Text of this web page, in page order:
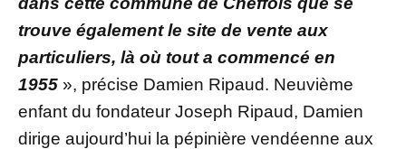
trouve également le site de vente aux
particuliers, là où tout a commencé en
1955 », précise Damien Ripaud. Neuvième
enfant du fondateur Joseph Ripaud, Damien
dirige aujourd’hui la pépinière vendéenne aux